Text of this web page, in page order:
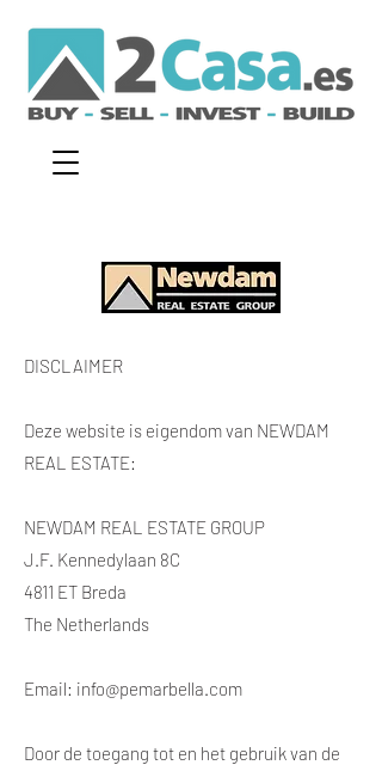
DISCLAIMER
Deze website is eigendom van NEWDAM
REAL ESTATE:
NEWDAM REAL ESTATE GROUP
J.F. Kennedylaan 8C
4811 ET Breda
The Netherlands
Email: info@pemarbella.com
Door de toegang tot en het gebruik van de